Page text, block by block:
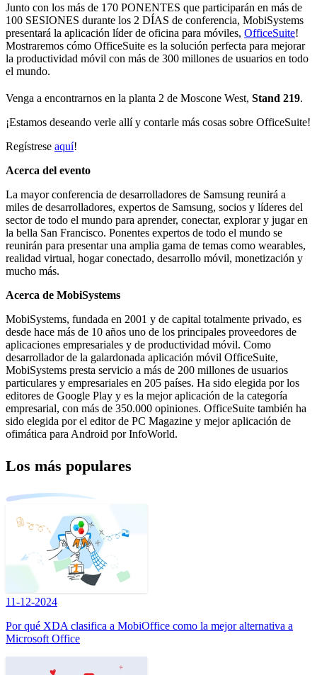
Junto con los más de 170 PONENTES que participarán en más de
100 SESIONES durante los 2 DÍAS de conferencia, MobiSystems
presentará la aplicación líder de oficina para móviles, OfficeSuite!
Mostraremos cómo OfficeSuite es la solución perfecta para mejorar
la productividad móvil con más de 300 millones de usuarios en todo
el mundo.
Venga a encontrarnos en la planta 2 de Moscone West, Stand 219.
¡Estamos deseando verle allí y contarle más cosas sobre OfficeSuite!
Regístrese aquí!
Acerca del evento
La mayor conferencia de desarrolladores de Samsung reunirá a
miles de desarrolladores, expertos de Samsung, socios y líderes del
sector de todo el mundo para aprender, conectar, explorar y jugar en
la bella San Francisco. Ponentes expertos de todo el mundo se
reunirán para presentar una amplia gama de temas como wearables,
realidad virtual, hogar conectado, desarrollo móvil, monetización y
mucho más.
Acerca de MobiSystems
MobiSystems, fundada en 2001 y de capital totalmente privado, es
desde hace más de 10 años uno de los principales proveedores de
aplicaciones empresariales y de productividad móvil. Como
desarrollador de la galardonada aplicación móvil OfficeSuite,
MobiSystems presta servicio a más de 200 millones de usuarios
particulares y empresariales en 205 países. Ha sido elegida por los
editores de Google Play y es la mejor aplicación de la categoría
empresarial, con más de 350.000 opiniones. OfficeSuite también ha
sido elegida por el editor de PC Magazine y mejor aplicación de
ofimática para Android por InfoWorld.
Los más populares
11-12-2024
Por qué XDA clasifica a MobiOffice como la mejor alternativa a
Microsoft Office